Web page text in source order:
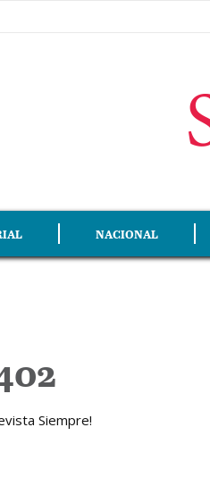
NACIONAL
Siempre!